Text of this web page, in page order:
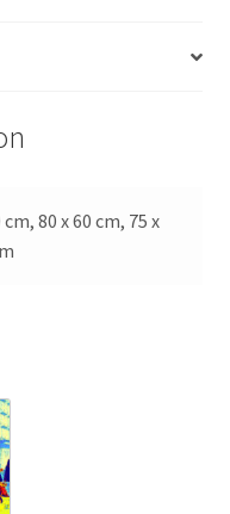
80 x 60 cm, 75 x